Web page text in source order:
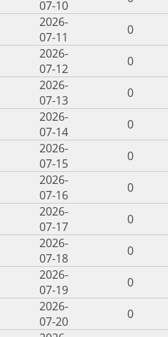
07-10
2026-
07-11
0
2026-
07-12
0
2026-
07-13
0
2026-
07-14
0
2026-
07-15
0
2026-
07-16
0
2026-
07-17
0
2026-
07-18
0
2026-
07-19
0
2026-
07-20
0